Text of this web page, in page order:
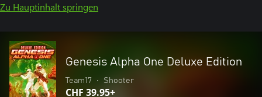
Zu Hauptinhalt springen
Genesis Alpha One Deluxe Edition
Team17 • Shooter
CHF 39.95+